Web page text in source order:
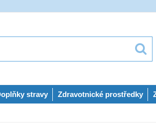
stravy Zdravotnické prostředky